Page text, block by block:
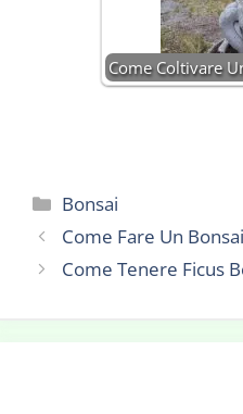
Come Coltivare
Categorie
Bonsai
Come Fare Un
Come Tenere Ficus